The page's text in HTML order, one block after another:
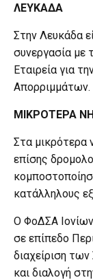
ΛΕΥΚΑΔΑ
Στην Λευκάδα
συνεργασία με
Εταιρεία για
Απορριμμάτων.
ΜΙΚΡΟΤΕΡΑ
Στα μικρότερα
επίσης
κατάλληλους
Ο ΦοΔΣΑ
σε επίπεδο
διαχείριση
και διαλογή